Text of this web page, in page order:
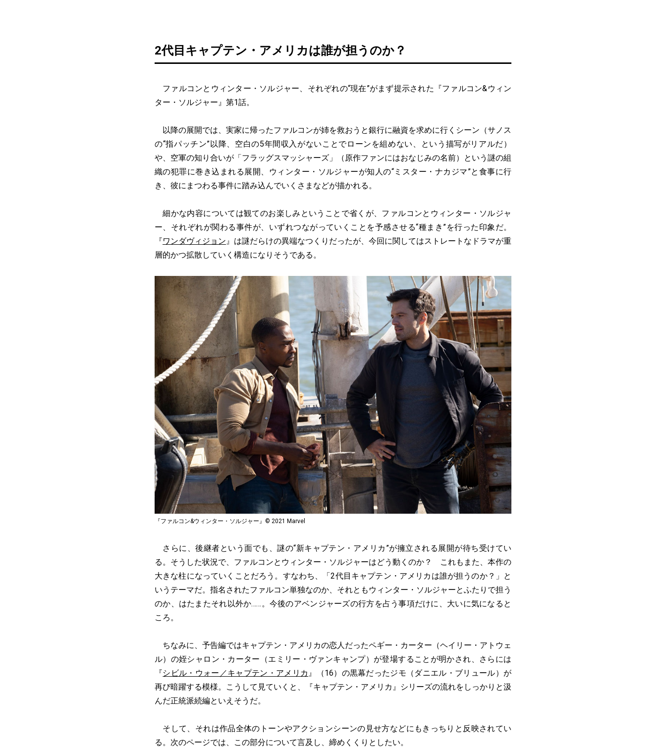
2代目キャプテン・アメリカは誰が担うのか？
ファルコンとウィンター・ソルジャー、それぞれの“現在”がまず提示された『ファルコン&ウィン
ター・ソルジャー』第1話。
以降の展開では、実家に帰ったファルコンが姉を救おうと銀行に融資を求めに行くシーン（サノス
の“指パッチン”以降、空白の5年間収入がないことでローンを組めない、という描写がリアルだ）
や、空軍の知り合いが「フラッグスマッシャーズ」（原作ファンにはおなじみの名前）という謎の組
織の犯罪に巻き込まれる展開、ウィンター・ソルジャーが知人の“ミスター・ナカジマ”と食事に行
き、彼にまつわる事件に踏み込んでいくさまなどが描かれる。
細かな内容については観てのお楽しみということで省くが、ファルコンとウィンター・ソルジャ
ー、それぞれが関わる事件が、いずれつながっていくことを予感させる“種まき”を行った印象だ。
『ワンダヴィジョン』は謎だらけの異端なつくりだったが、今回に関してはストレートなドラマが重
層的かつ拡散していく構造になりそうである。
『ファルコン&ウィンター・ソルジャー』© 2021 Marvel
さらに、後継者という面でも、謎の“新キャプテン・アメリカ”が擁立される展開が待ち受けてい
る。そうした状況で、ファルコンとウィンター・ソルジャーはどう動くのか？ これもまた、本作の
大きな柱になっていくことだろう。すなわち、「2代目キャプテン・アメリカは誰が担うのか？」と
いうテーマだ。指名されたファルコン単独なのか、それともウィンター・ソルジャーとふたりで担う
のか、はたまたそれ以外か……。今後のアベンジャーズの行方を占う事項だけに、大いに気になると
ころ。
ちなみに、予告編ではキャプテン・アメリカの恋人だったペギー・カーター（ヘイリー・アトウェ
ル）の姪シャロン・カーター（エミリー・ヴァンキャンプ）が登場することが明かされ、さらには
『シビル・ウォー／キャプテン・アメリカ 』（16）の黒幕だったジモ（ダニエル・ブリュール）が
再び暗躍する模様。こうして見ていくと、『キャプテン・アメリカ』シリーズの流れをしっかりと汲
んだ正統派続編といえそうだ。
そして、それは作品全体のトーンやアクションシーンの見せ方などにもきっちりと反映されてい
る。次のページでは、この部分について言及し、締めくくりとしたい。